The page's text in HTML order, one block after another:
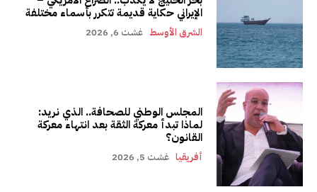
الإيراني حكاية قديمة تتكرر بأسماء مختلفة
الشرق الأوسط غشت 6, 2026
المجلس الوطني للصحافة.. الذي نريد:
لماذا تبدأ معركة الثقة بعد انتهاء معركة
القانون؟
أفريقيا غشت 5, 2026